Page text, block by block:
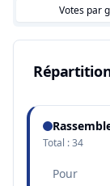
Votes par
Total :34
Pour